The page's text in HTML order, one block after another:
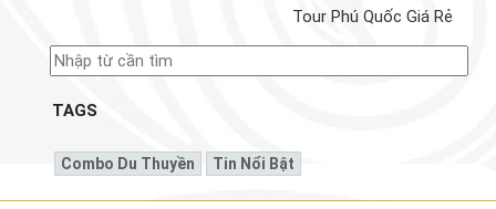
Tour Phú Quốc Giá Rẻ
TAGS
Combo Du Thuyền Tin Nổi Bật